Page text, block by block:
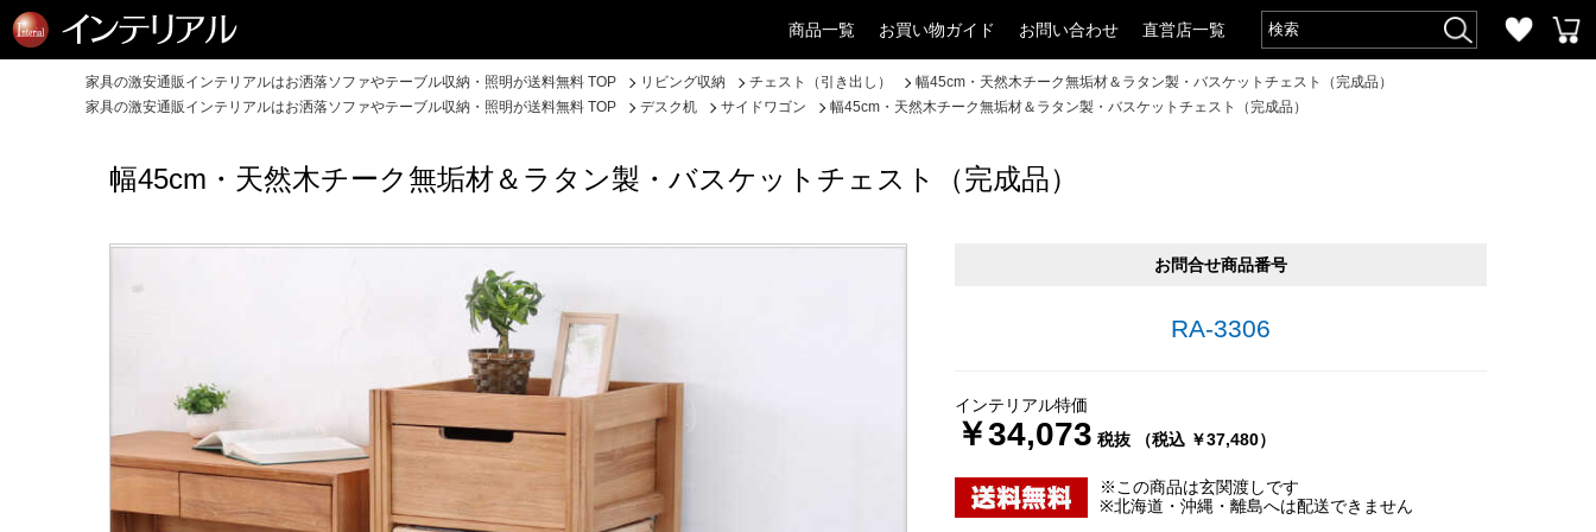
商品一覧 お買い物ガイド お問い合わせ 直営店一覧
家具の激安通販インテリアルはお洒落ソファやテーブル収納・照明が送料無料 TOP リビング収納 チェスト（引き出し）
幅45cm・天然木チーク無垢材＆ラタン製・バスケットチェスト（完成品）
家具の激安通販インテリアルはお洒落ソファやテーブル収納・照明が送料無料 TOP
デスク机 サイドワゴン 幅45cm・天然木チーク無垢材＆ラタン製・バスケットチェスト（完成品）
幅45cm・天然木チーク無垢材＆ラタン製・バスケットチェスト（完成品）
お問合せ商品番号
RA-3306
インテリアル特価
￥34,073 税抜 （税込 ￥37,480）
※この商品は玄関渡しです
※北海道・沖縄・離島へは配送できません